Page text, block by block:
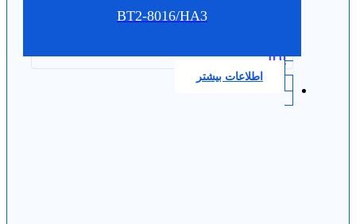
BT2-8016/HA3
0.0
اطلاعات بیشتر